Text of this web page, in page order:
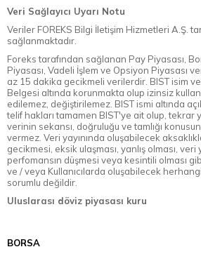
Veri Sağlayıcı Uyarı Notu
Veriler FOREKS Bilgi İletişim Hizmetleri A.Ş.
sağlanmaktadır.
Foreks tarafından sağlanan Pay Piyasası,
Piyasası, Vadeli İşlem ve Opsiyon Piyasası
az 15 dakika gecikmeli verilerdir. BIST isim
Belgesi altında korunmakta olup izinsiz
edilemez, değiştirilemez. BIST ismi altında
telif hakları tamamen BIST'ye ait olup, tekrar
verinin sekansı, doğruluğu ve tamlığı
vermez. Veri yayınında oluşabilecek
gecikmesi, eksik ulaşması, yanlış olması,
perfomansın düşmesi veya kesintili olması
ve / veya Kullanıcılarda oluşabilecek
sorumlu değildir.
Uluslarası döviz piyasası kuru
BORSA